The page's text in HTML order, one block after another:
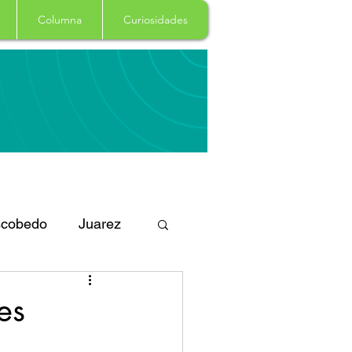
Columna Curiosidades
Juarez
Arte